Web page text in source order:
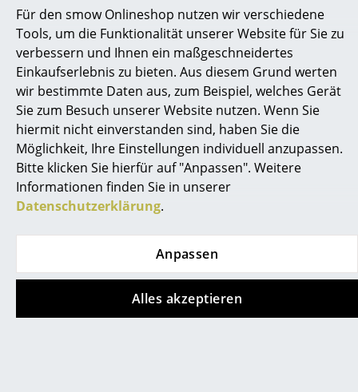
Für den smow Onlineshop nutzen wir verschiedene
Tools, um die Funktionalität unserer Website für Sie zu
verbessern und Ihnen ein maßgeschneidertes
Einkaufserlebnis zu bieten. Aus diesem Grund werten
wir bestimmte Daten aus, zum Beispiel, welches Gerät
Sie zum Besuch unserer Website nutzen. Wenn Sie
hiermit nicht einverstanden sind, haben Sie die
Möglichkeit, Ihre Einstellungen individuell anzupassen.
Bitte klicken Sie hierfür auf "Anpassen". Weitere
Informationen finden Sie in unserer
Datenschutzerklärung.
Anpassen
Alles akzeptieren
Natürliche Materialien
Farbwelten
Das Original
Geschenkideen
Angebote
Info
Service
Bezahlung